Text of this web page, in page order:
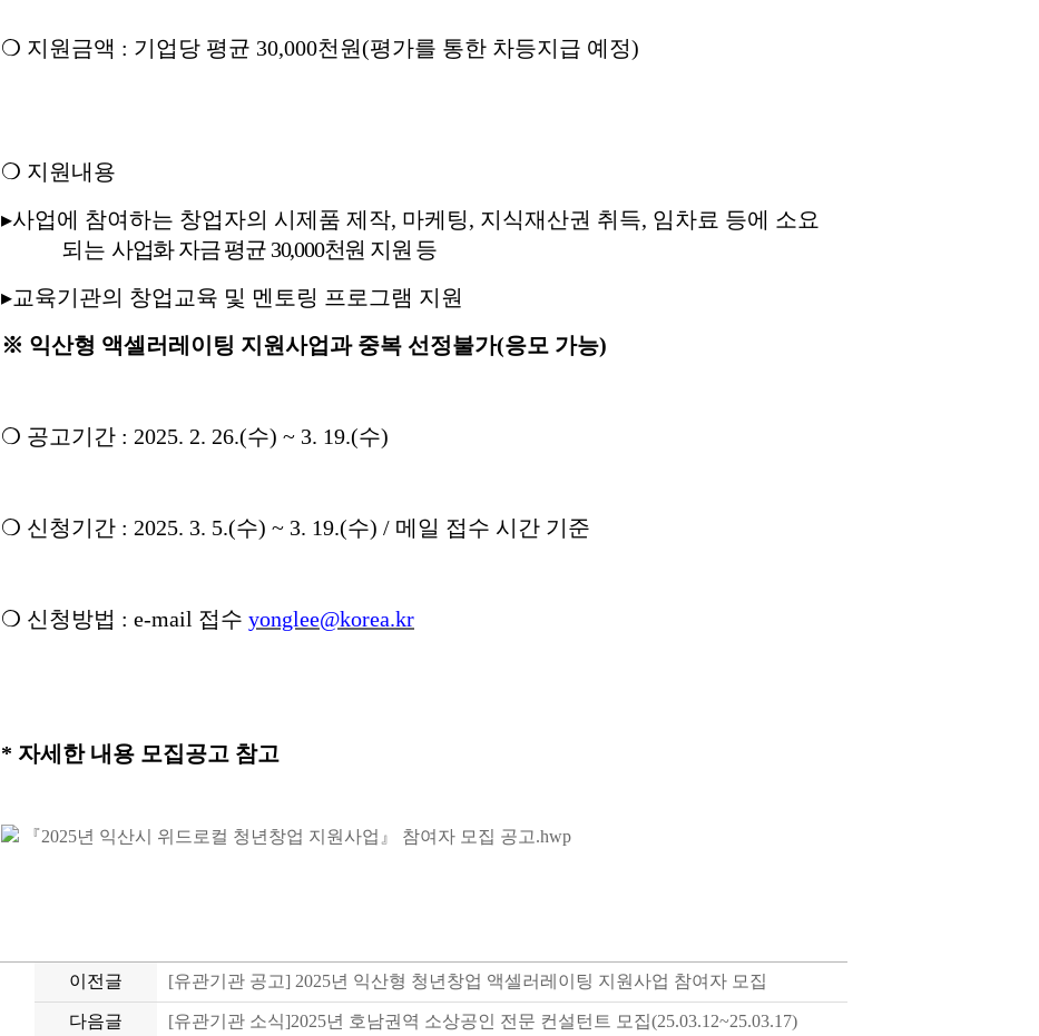
❍ 지원금액 : 기업당 평균 30,000천원(평가를 통한 차등지급 예정)
❍ 지원내용
▸사업에 참여하는 창업자의 시제품 제작, 마케팅, 지식재산권 취득, 임차료 등에 소요
되는 사업화 자금 평균 30,000천원 지원 등
▸교육기관의 창업교육 및 멘토링 프로그램 지원
※ 익산형 액셀러레이팅 지원사업과 중복 선정불가(응모 가능)
❍ 공고기간 : 2025. 2. 26.(수) ~ 3. 19.(수)
❍ 신청기간 : 2025. 3. 5.(수) ~ 3. 19.(수) / 메일 접수 시간 기준
❍ 신청방법 : e-mail 접수 yonglee@korea.kr
* 자세한 내용 모집공고 참고
『2025년 익산시 위드로컬 청년창업 지원사업』 참여자 모집 공고.hwp
이전글 [유관기관 공고] 2025년 익산형 청년창업 액셀러레이팅 지원사업 참여자 모집
다음글 [유관기관 소식]2025년 호남권역 소상공인 전문 컨설턴트 모집(25.03.12~25.03.17)